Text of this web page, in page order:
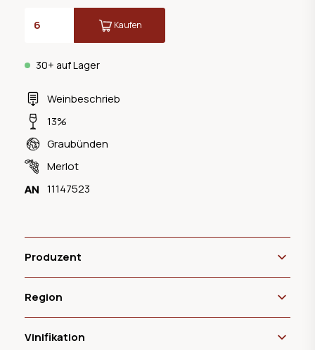
Weinbeschrieb
13%
Graubünden
Merlot
11147523
30+ auf Lager
Kaufen
Produzent
Region
Vinifikation